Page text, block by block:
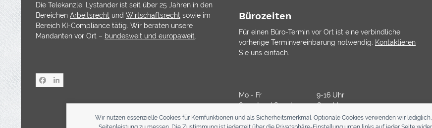
Wir nutzen essenzielle Cookies für Kernfunktionen und als Sicherheitsmerkmal. Optionale Cookies verwenden wir
Die Telekanzlei Lystander ist seit über 25 Jahren in den
Bereichen Arbeitsrecht und Wirtschaftsrecht sowie im
Bereich KI-Compliance tätig. Wir beraten unsere
Mandanten vor Ort – bundesweit und europaweit
Facebook
LinkedIn
Bürozeiten
Für einen Büro-Termin vor Ort ist eine verbindliche
vorherige Terminvereinbarung notwendig.
Kontaktieren
Sie uns einfach.
Mo - Fr
9-16 Uhr
Samstag/ Sonntag
Geschlossen